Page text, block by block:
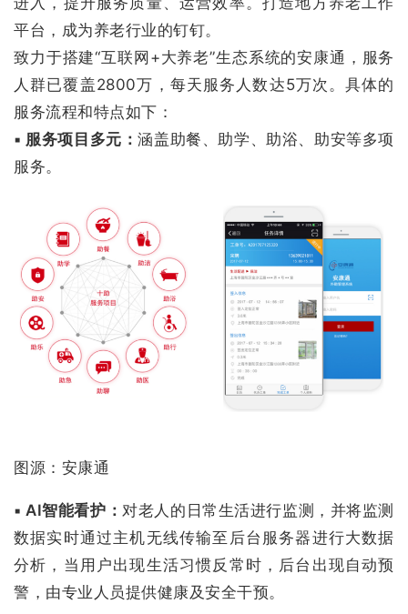
平台，成为养老行业的钉钉。
致力于搭建“互联网+大养老”生态系统的安康通，服务
人群已覆盖2800万，每天服务人数达5万次。具体的
服务流程和特点如下：
▪ 服务项目多元：涵盖助餐、助学、助浴、助安等多项
服务。
图源：安康通
▪ AI智能看护：对老人的日常生活进行监测，并将监测
数据实时通过主机无线传输至后台服务器进行大数据
分析，当用户出现生活习惯反常时，后台出现自动预
警，由专业人员提供健康及安全干预。